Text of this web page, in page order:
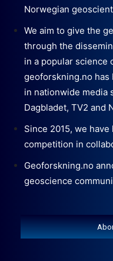
Norwegian
We aim to give the
through the
in a popular science
geoforskning.no has
in nationwide media
Dagbladet, TV2 and
Since 2015, we
competition in
Geoforskning.no
geoscience